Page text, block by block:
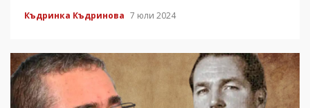
Къдринка Къдринова 7 юли 2024